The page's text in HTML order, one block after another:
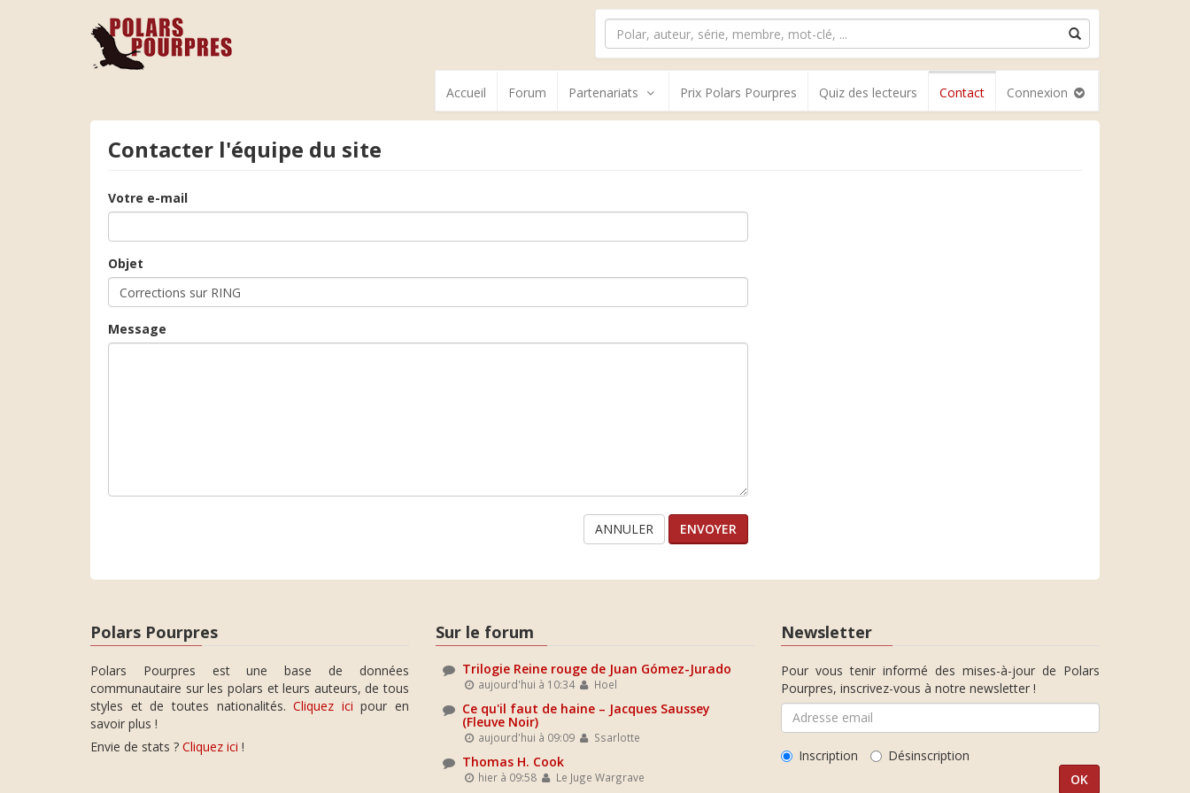
Accueil Forum Partenariats Prix Polars Pourpres Quiz des lecteurs Contact Connexion
Contacter l'équipe du site
Votre e-mail
Objet
Message
ANNULER
Polars Pourpres
Polars Pourpres est une base de données
communautaire sur les polars et leurs auteurs, de tous
styles et de toutes nationalités.Cliquez ici pour en
savoir plus !
Envie de stats ? Cliquez ici !
Sur le forum
Trilogie Reine rouge de Juan Gómez-Jurado
aujourd'hui à 10:34 Hoel
Ce qu'il faut de haine – Jacques Saussey
(Fleuve Noir)
aujourd'hui à 09:09 Ssarlotte
Thomas H. Cook
hier à 09:58 Le Juge Wargrave
Newsletter
Pour vous tenir informé des mises-à-jour de Polars
Pourpres, inscrivez-vous à notre newsletter !
Inscription Désinscription